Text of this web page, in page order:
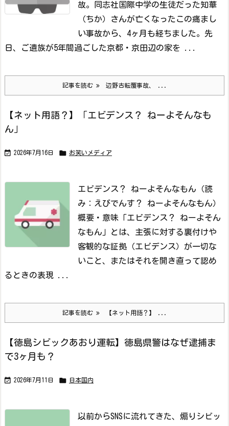
故。同志社国際中学の生徒だった知華
（ちか）さんが亡くなったこの痛まし
い事故から、4ヶ月も経ちました。 先
日、ご遺族が5年間過ごした京都・京田辺の家を ...
記事を読む 辺野古転覆事故、 ...
【ネット用語？】「エビデンス？ ねーよそんなも
ん」
 2026年7月16日  お笑いメディア
エビデンス？ ねーよそんなもん （読
み：えびでんす？ ねーよそんなもん）
概要・意味 「エビデンス？ ねーよそん
なもん」とは、主張に対する裏付けや
客観的な証拠（エビデンス）が一切な
いこと、またはそれを開き直って認め
るときの表現 ...
記事を読む 【ネット用語？】 ...
【徳島シビックあおり運転】徳島県警はなぜ逮捕ま
で3ヶ月も？
 2026年7月11日  日本国内
以前からSNSに流れてきた、煽りシビッ